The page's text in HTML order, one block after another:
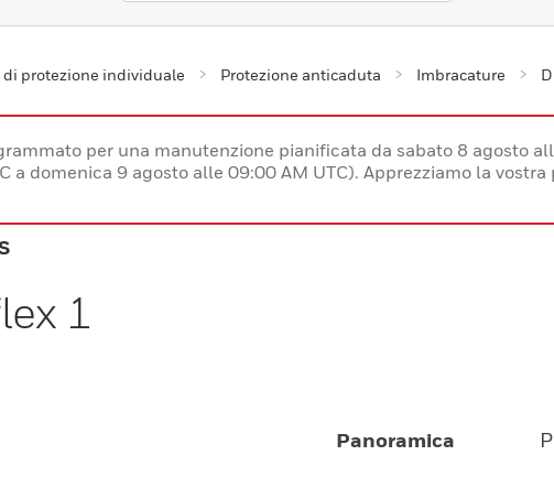
protezione individuale Protezione anticaduta Imbracature
per una manutenzione pianificata da sabato 8 agosto
a domenica 9 agosto alle 09:00 AM UTC). Apprezziamo la
1
Panoramica